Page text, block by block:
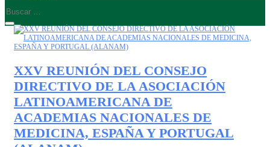
XXV REUNIÓN DEL CONSEJO
DIRECTIVO DE LA ASOCIACIÓN
LATINOAMERICANA DE
ACADEMIAS NACIONALES DE
MEDICINA, ESPAÑA Y PORTUGAL